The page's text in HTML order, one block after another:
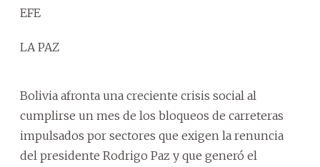
EFE
LA PAZ
Bolivia afronta una creciente crisis social al
cumplirse un mes de los bloqueos de carreteras
impulsados por sectores que exigen la renuncia
del presidente Rodrigo Paz y que generó el